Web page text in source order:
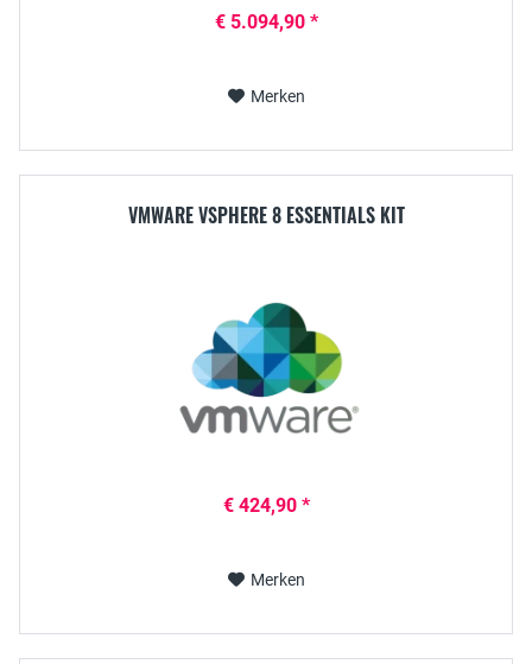
€ 5.094,90 *
Merken
VMWARE VSPHERE 8 ESSENTIALS KIT
€ 424,90 *
Merken